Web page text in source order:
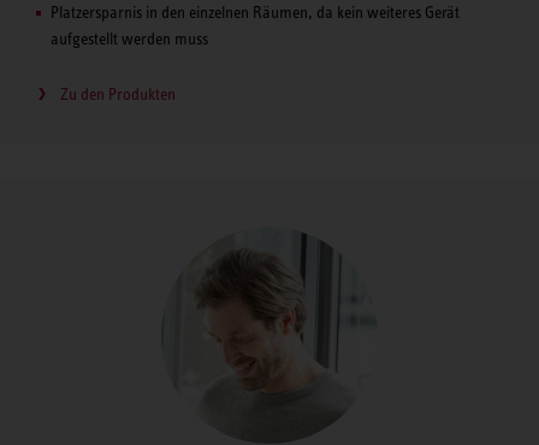
Platzersparnis in den einzelnen Räumen, da kein weiteres Gerät
aufgestellt werden muss
Zu den Produkten